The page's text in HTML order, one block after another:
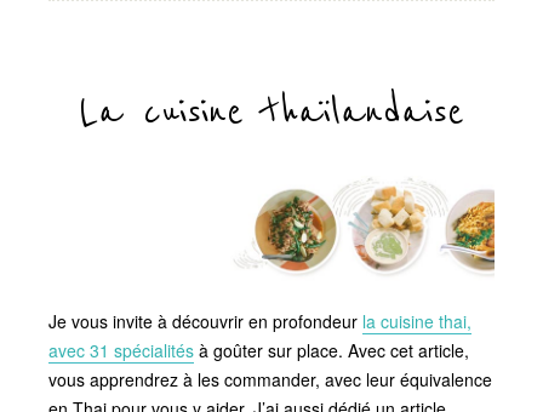
La cuisine thaïlandaise
Je vous invite à découvrir en profondeur la cuisine thai,
avec 31 spécialités à goûter sur place. Avec cet article,
vous apprendrez à les commander, avec leur équivalence